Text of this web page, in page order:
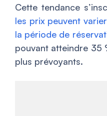
Cette tendance
les prix peuvent
la période de
pouvant atteindre 35
plus prévoyants.